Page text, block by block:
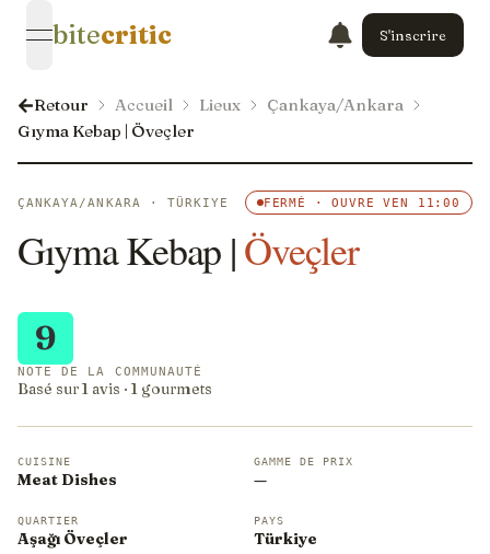
open navigation menu
bitecritic S'inscrire
Retour Accueil Lieux
Çankaya/Ankara
Gıyma Kebap | Öveçler
ÇANKAYA/ANKARA · TÜRKIYE FERMÉ · OUVRE VEN 11:00
Gıyma Kebap |Öveçler
9
NOTE DE LA COMMUNAUTÉ
Basé sur 1 avis · 1 gourmets
CUISINE
Meat Dishes
GAMME DE PRIX
—
QUARTIER
Aşağı Öveçler
PAYS
Türkiye